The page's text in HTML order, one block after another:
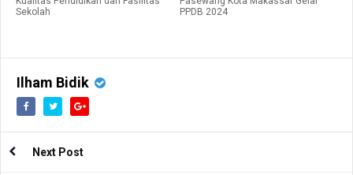
Sekolah
PPDB 2024
Ilham Bidik
Next Post